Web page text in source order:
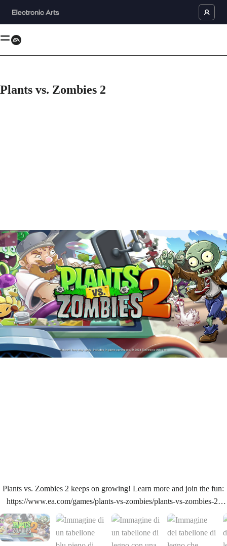
Plants vs. Zombies 2
Plants vs. Zombies 2 keeps on growing! Learn more and join the fun:
https://www.ea.com/games/plants-vs-zombies/plants-vs-zombies-2/
#plantsvszombies #plantsvszombies2